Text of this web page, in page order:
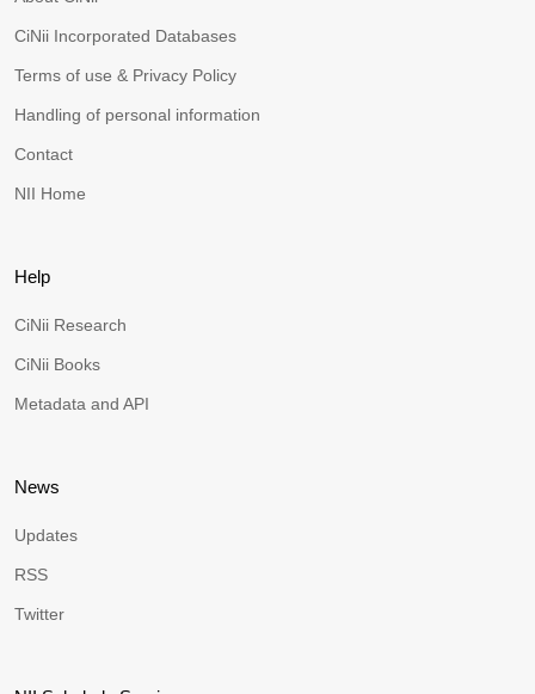
CiNii Incorporated Databases
Terms of use & Privacy Policy
Handling of personal information
Contact
NII Home
Help
CiNii Research
CiNii Books
Metadata and API
News
Updates
RSS
Twitter